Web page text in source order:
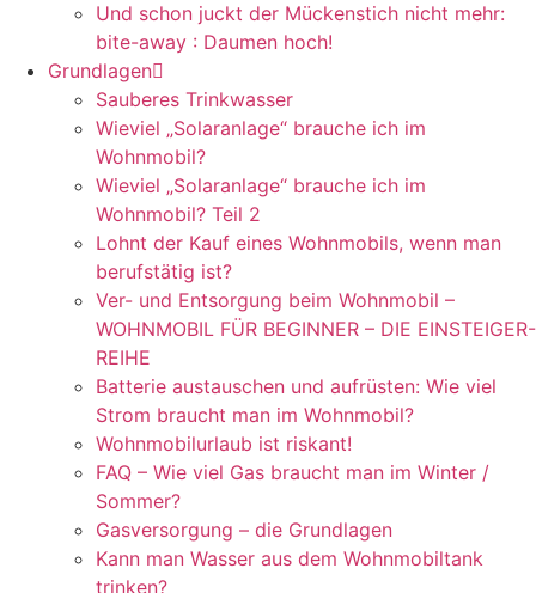
Und schon juckt der Mückenstich nicht mehr:
bite-away : Daumen hoch!
Grundlagen
Sauberes Trinkwasser
Wieviel „Solaranlage“ brauche ich im
Wohnmobil?
Wieviel „Solaranlage“ brauche ich im
Wohnmobil? Teil 2
Lohnt der Kauf eines Wohnmobils, wenn man
berufstätig ist?
Ver- und Entsorgung beim Wohnmobil –
WOHNMOBIL FÜR BEGINNER – DIE EINSTEIGER-
REIHE
Batterie austauschen und aufrüsten: Wie viel
Strom braucht man im Wohnmobil?
Wohnmobilurlaub ist riskant!
FAQ – Wie viel Gas braucht man im Winter /
Sommer?
Gasversorgung – die Grundlagen
Kann man Wasser aus dem Wohnmobiltank
trinken?